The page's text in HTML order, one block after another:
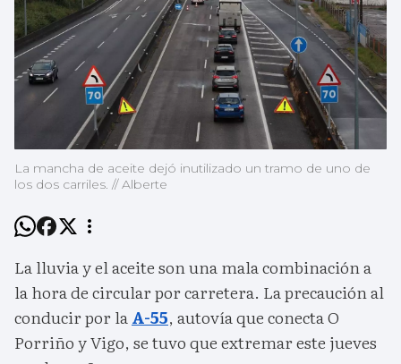
La mancha de aceite dejó inutilizado un tramo de uno de
los dos carriles. // Alberte
La lluvia y el aceite son una mala combinación a
la hora de circular por carretera. La precaución al
conducir por laA-55, autovía que conecta O
Porriño y Vigo, se tuvo que extremar este jueves